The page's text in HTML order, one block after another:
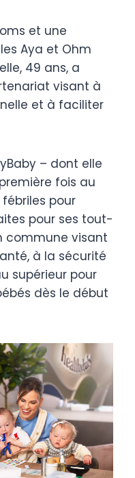
et une
Aya et Ohm
49 ans, a
visant à
et à faciliter
– dont elle
fois au
pour
pour ses tout-
commune visant
à la sécurité
supérieur pour
dès le début